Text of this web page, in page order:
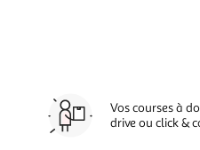
Vos courses à
drive ou click &